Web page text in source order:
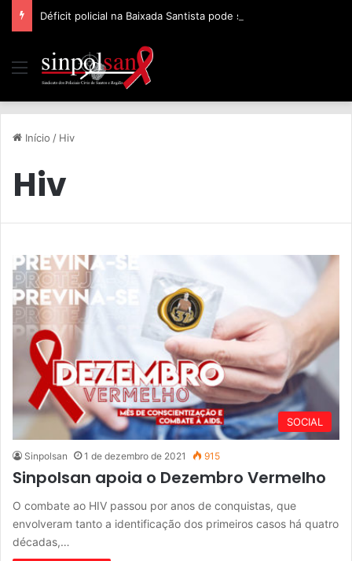
Início / Hiv
Hiv
SOCIAL
Sinpolsan 1 de dezembro de 2021 915
Sinpolsan apoia o Dezembro Vermelho
O combate ao HIV passou por anos de conquistas, que
envolveram tanto a identificação dos primeiros casos há quatro
décadas,…